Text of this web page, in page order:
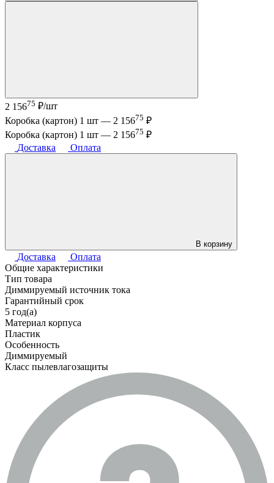
2 15675 ₽/шт
Коробка (картон) 1 шт — 2 15675 ₽
Коробка (картон) 1 шт — 2 15675 ₽
Доставка
Оплата
В корзину
Доставка
Оплата
Общие характеристики
Тип товара
Диммируемый источник тока
Гарантийный срок
5 год(а)
Материал корпуса
Пластик
Особенность
Диммируемый
Класс пылевлагозащиты